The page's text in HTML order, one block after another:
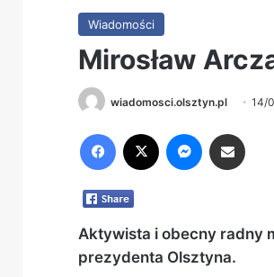
Wiadomości
Mirosław
wiadomosci.olsztyn.pl 14/
Aktywista i obecny radny
prezydenta Olsztyna.